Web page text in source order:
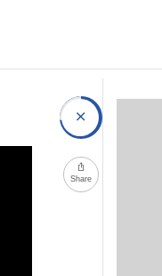
Share